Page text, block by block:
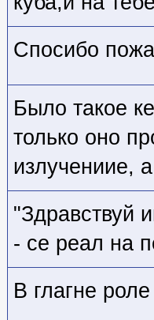
Спосибо
Было такое
только оно
излучениие,
"Здравствуй
- се реал на
В глагне